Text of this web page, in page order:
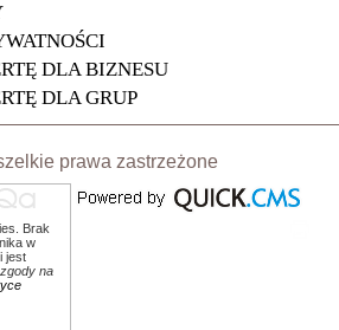
DLA BIZNESU
DLA GRUP
prawa zastrzeżone
Brak
w
jest
na